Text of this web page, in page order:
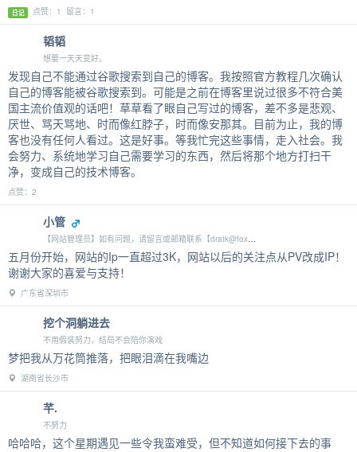
日记 点赞：1 留言：1
韬韬
想要一天天变好。
发现自己不能通过谷歌搜索到自己的博客。我按照官方教程几次确认
自己的博客能被谷歌搜索到。可能是之前在博客里说过很多不符合美
国主流价值观的话吧！草草看了眼自己写过的博客，差不多是悲观、
厌世、骂天骂地、时而像红脖子，时而像安那其。目前为止，我的博
客也没有任何人看过。这是好事。等我忙完这些事情，走入社会。我
会努力、系统地学习自己需要学习的东西，然后将那个地方打扫干
净，变成自己的技术博客。
点赞：2
小管
【网站管理员】如有问题，请留言或邮箱联系【dratk@foxmail.com】
五月份开始，网站的Ip一直超过3K，网站以后的关注点从PV改成IP！
谢谢大家的喜爱与支持！
广东省深圳市
挖个洞躺进去
不用假装努力，结局不会陪你演戏
梦把我从万花筒推落，把眼泪滴在我嘴边
湖南省长沙市
芊.
不努力
哈哈哈，这个星期遇见一些令我蛮难受，但不知道如何接下去的事